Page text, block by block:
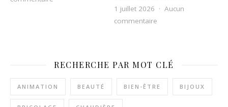
1 juillet 2026
Aucun
commentaire
RECHERCHE PAR MOT CLÉ
ANIMATION BEAUTÉ BIEN-ÊTRE BIJOUX